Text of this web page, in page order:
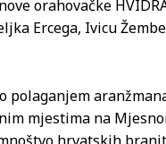
orahovačke
Ercega, Ivicu
polaganjem
mjestima na